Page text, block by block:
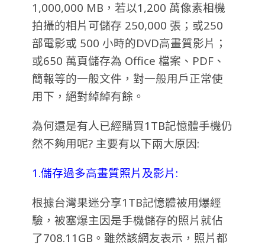
1,000,000 MB，若以1,200 萬像素相機
拍攝的相片可儲存 250,000 張；或250
部電影或 500 小時的DVD高畫質影片；
或650 萬頁儲存為 Office 檔案、PDF、
簡報等的一般文件，對一般用戶正常使
用下，絕對綽綽有餘。
為何還是有人已經購買1TB記憶體手機仍
然不夠用呢? 主要有以下兩大原因:
1.儲存過多高畫質照片及影片:
根據台灣果迷分享1TB記憶體被用爆經
驗，被塞爆主因是手機儲存的照片就佔
了708.11GB。雖然該網友表示，照片都